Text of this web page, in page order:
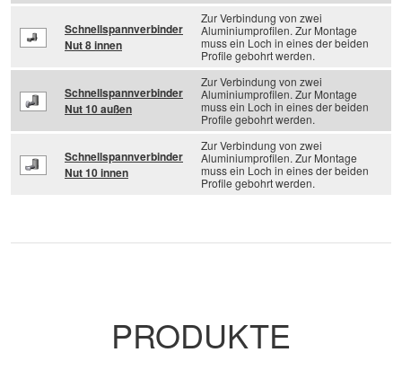
Schnellspannverbinder
Nut 8 innen
Zur Verbindung von zwei
Aluminiumprofilen. Zur Montage
muss ein Loch in eines der beiden
Profile gebohrt werden.
Schnellspannverbinder
Nut 10 außen
Zur Verbindung von zwei
Aluminiumprofilen. Zur Montage
muss ein Loch in eines der beiden
Profile gebohrt werden.
Schnellspannverbinder
Nut 10 innen
Zur Verbindung von zwei
Aluminiumprofilen. Zur Montage
muss ein Loch in eines der beiden
Profile gebohrt werden.
PRODUKTE